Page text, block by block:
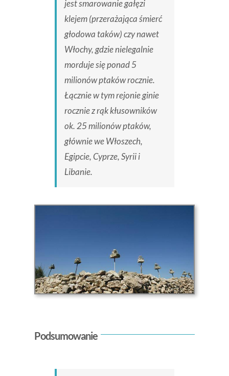
jest smarowanie gałęzi
klejem (przerażająca śmierć
głodowa taków) czy nawet
Włochy, gdzie nielegalnie
morduje się ponad 5
milionów ptaków rocznie.
Łącznie w tym rejonie ginie
rocznie z rąk kłusowników
ok. 25 milionów ptaków,
głównie we Włoszech,
Egipcie, Cyprze, Syrii i
Libanie.
Podsumowanie